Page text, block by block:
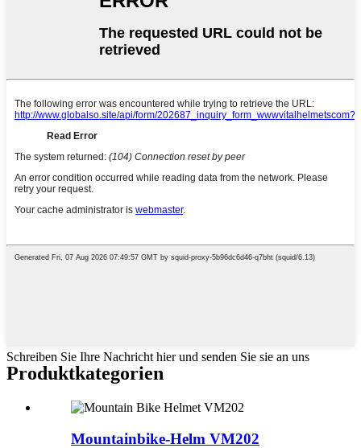
Schreiben Sie Ihre Nachricht hier und senden Sie sie an uns
Produktkategorien
Mountainbike-Helm VM202